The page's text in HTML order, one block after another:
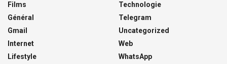
Films
Général
Gmail
Internet
Lifestyle
Technologie
Telegram
Uncategorized
Web
WhatsApp